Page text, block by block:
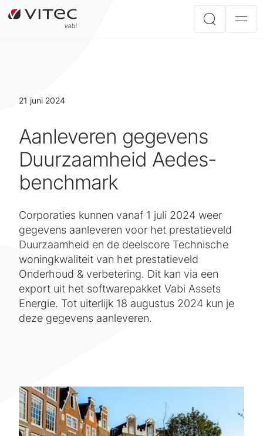
21 juni 2024
Aanleveren gegevens
Duurzaamheid Aedes-
benchmark
Corporaties kunnen vanaf 1 juli 2024 weer
gegevens aanleveren voor het prestatieveld
Duurzaamheid en de deelscore Technische
woningkwaliteit van het prestatieveld
Onderhoud & verbetering. Dit kan via een
export uit het softwarepakket Vabi Assets
Energie. Tot uiterlijk 18 augustus 2024 kun je
deze gegevens aanleveren.